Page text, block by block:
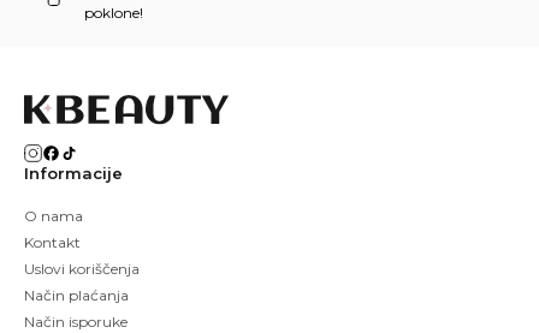
poklone!
Informacije
O nama
Kontakt
Uslovi koriščenja
Način plaćanja
Način isporuke